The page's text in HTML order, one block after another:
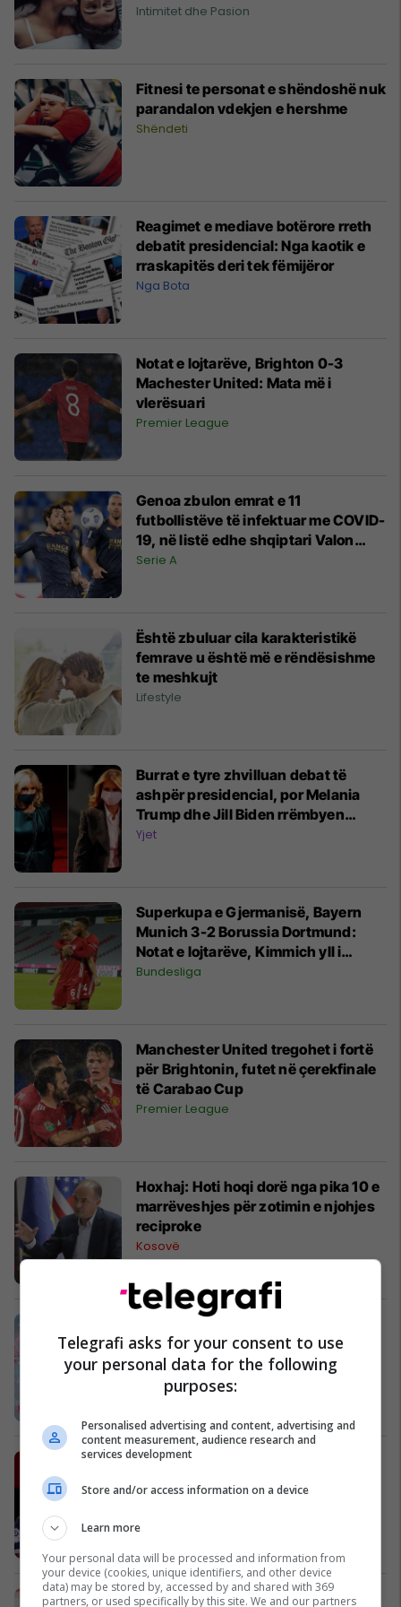
Intimitet dhe Pasion
Fitnesi te personat e shëndoshë nuk
parandalon vdekjen e hershme
Shëndeti
Reagimet e mediave botërore rreth
debatit presidencial: Nga kaotik e
rraskapitës deri tek fëmijëror
Nga Bota
Notat e lojtarëve, Brighton 0-3
Machester United: Mata më i
vlerësuari
Premier League
Genoa zbulon emrat e 11
futbollistëve të infektuar me COVID-
19, në listë edhe shqiptari Valon
Behrami
Serie A
Është zbuluar cila karakteristikë
femrave u është më e rëndësishme
te meshkujt
Lifestyle
Burrat e tyre zhvilluan debat të
ashpër presidencial, por Melania
Trump dhe Jill Biden rrëmbyen
vëmendjen me paraqitjet elegante
Yjet
Superkupa e Gjermanisë, Bayern
Munich 3-2 Borussia Dortmund:
Notat e lojtarëve, Kimmich yll i
ndeshjes
Bundesliga
Manchester United tregohet i fortë
për Brightonin, futet në çerekfinale
të Carabao Cup
Premier League
Hoxhaj: Hoti hoqi dorë nga pika 10 e
marrëveshjes për zotimin e njohjes
reciproke
Kosovë
Mbi 34 milionë njerëz të infektuar
me coronavirus në botë
Nga Bota
Ligue 1 merr vendimin në lidhje me
Neymar dhe Gonzalez
Gaxherri: Qeveritë kurrë nuk kanë
Telegrafi asks for your consent to use
your personal data for the following
purposes:
Personalised advertising and content, advertising and
content measurement, audience research and
services development
Store and/or access information on a device
Learn more
Your personal data will be processed and information from
your device (cookies, unique identifiers, and other device
data) may be stored by, accessed by and shared with 369
partners, or used specifically by this site. We and our partners